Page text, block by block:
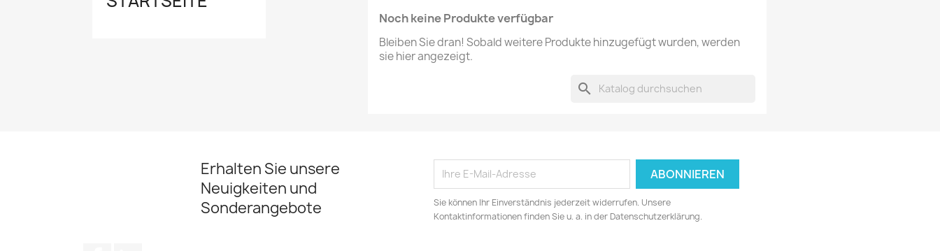
Noch keine Produkte verfügbar
Bleiben Sie dran! Sobald weitere Produkte hinzugefügt wurden, werden
sie hier angezeigt.
search
Erhalten Sie unsere
Neuigkeiten und
Sonderangebote
Sie können Ihr Einverständnis jederzeit widerrufen. Unsere
Kontaktinformationen finden Sie u. a. in der Datenschutzerklärung.